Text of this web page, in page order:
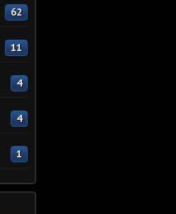
62
11
4
4
1